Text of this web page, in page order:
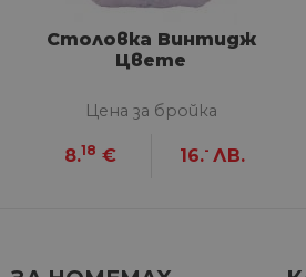
Столовка Винтидж
Цвете
Цена за бройка
8.18 € 16.- ЛВ.